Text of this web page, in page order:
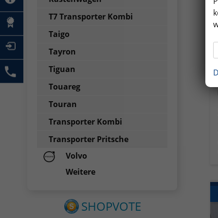
T7 Transporter Kombi
Taigo
Tayron
Tiguan
Touareg
Touran
Transporter Kombi
Transporter Pritsche
Volvo
Weitere